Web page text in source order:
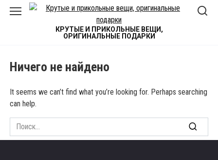
Skip
КРУТЫЕ И ПРИКОЛЬНЫЕ ВЕЩИ,
ОРИГИНАЛЬНЫЕ ПОДАРКИ
Ничего не найдено
It seems we can’t find what you’re looking for. Perhaps searching
can help.
Search
for: